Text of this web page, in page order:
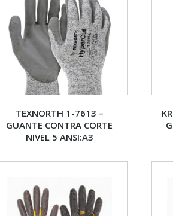
TEXNORTH 1-7613 –
GUANTE CONTRA CORTE
NIVEL 5 ANSI:A3